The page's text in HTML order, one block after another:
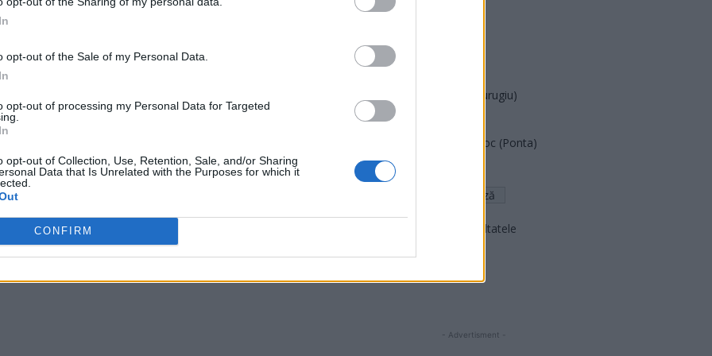
opt-out of the Sale of my Personal Data.
opt-out of processing my Personal Data for Targeted
opt-out of Collection, Use, Retention, Sale, and/or Sharing
Data that Is Unrelated with the Purposes for which it
CONFIRM
dintre aceste state, că există voturi ilegale”.
un președinte. Este jalnic.Pare o broască țestoasă
a trecut și vrea să-i ia pe toți în față”.
său, Donald Trump Jr., s-a speriat văzând cum
pe măsură ce numărătoarea voturilor
PNȚCD (Pavelescu)
PNCR (Terheș)
Partidul Patrioților (Surugiu)
FAR (Coarnă)
România pe Primul Loc (Ponta)
Altul
Arată rezultatele
- Advertisment -